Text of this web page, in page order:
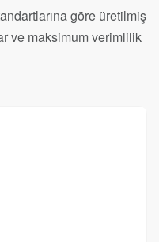
göre üretilmiş
ve maksimum verimlilik